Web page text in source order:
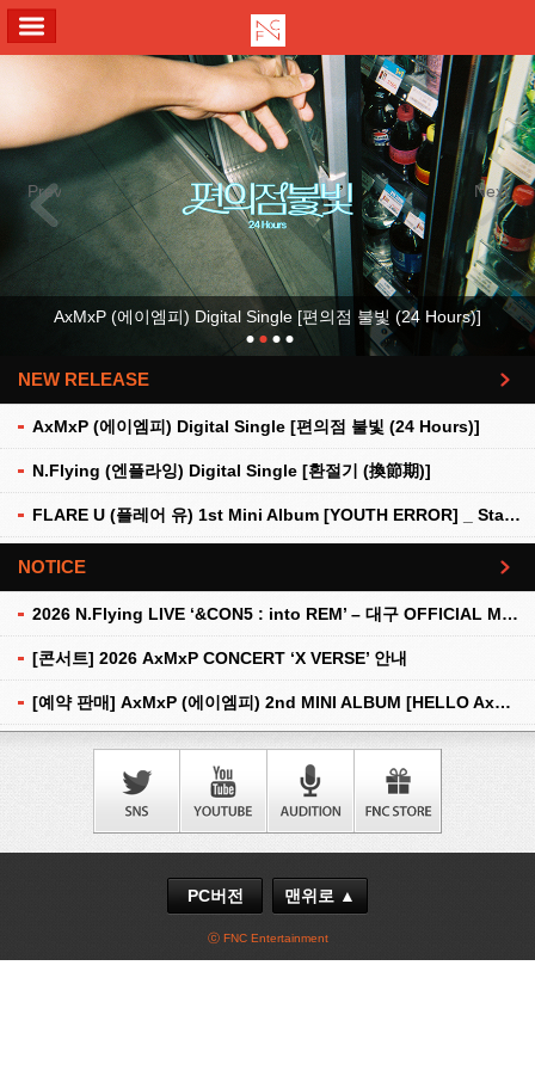
Previous Next
AxMxP (에이엠피) Digital Single [편의점 불빛 (24 Hours)]
NEW RELEASE
AxMxP (에이엠피) Digital Single [편의점 불빛 (24 Hours)]
N.Flying (엔플라잉) Digital Single [환절기 (換節期)]
FLARE U (플레어 유) 1st Mini Album [YOUTH ERROR] _ Stationery Kit Ver.
더보기
NOTICE
2026 N.Flying LIVE ‘&CON5 : into REM’ – 대구 OFFICIAL MD 현장 판매 안내
[콘서트] 2026 AxMxP CONCERT ‘X VERSE’ 안내
[예약 판매] AxMxP (에이엠피) 2nd MINI ALBUM [HELLO AxMxP] 예약 판매 안내
더보기
PC버전 맨위로 ▲
ⓒ FNC Entertainment